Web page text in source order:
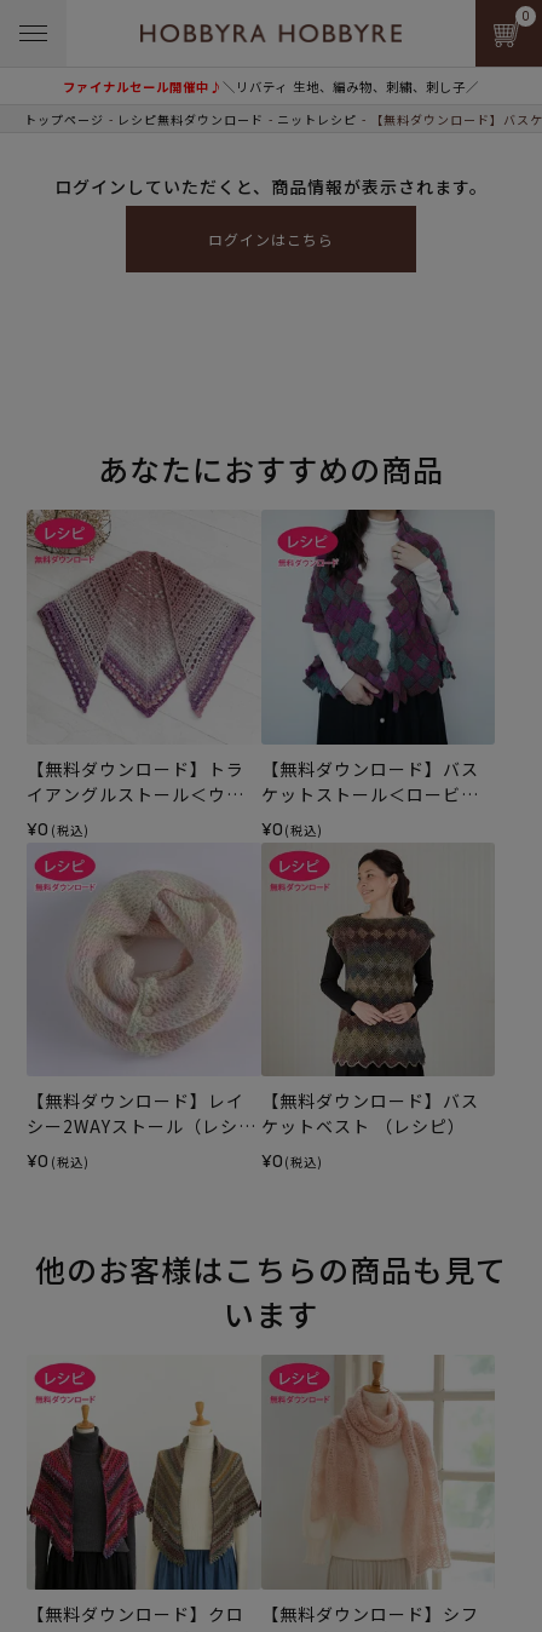
ファイナルセール開催中♪＼リバティ 生地、編み物、刺繍、刺し子／
0
トップページ レシピ無料ダウンロード ニットレシピ 【無料ダウンロード】バス
ログインしていただくと、商品情報が表示されます。
ログインはこちら
あなたにおすすめの商品
【無料ダウンロード】トラ
イアングルストール＜ウー
ルボーダー＞（レシピ）
¥0 (税込)
【無料ダウンロード】バス
ケットストール＜ロービン
グキッス＞（レシピ）
¥0 (税込)
【無料ダウンロード】レイ
シー2WAYストール（レシ
ピ）
¥0 (税込)
【無料ダウンロード】バス
ケットベスト （レシピ）
¥0 (税込)
他のお客様はこちらの商品も見て
います
【無料ダウンロード】クロ
【無料ダウンロード】シフ